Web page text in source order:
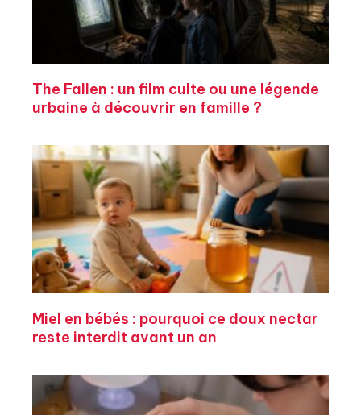
The Fallen : un film culte ou une légende
urbaine à découvrir en famille ?
Miel en bébés : pourquoi ce doux nectar
reste interdit avant un an